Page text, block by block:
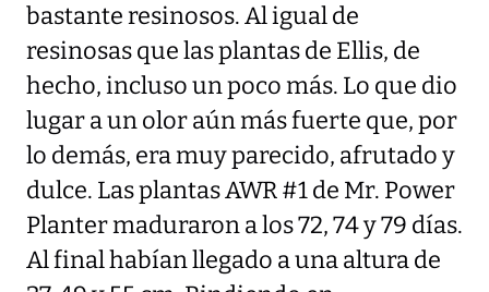
bastante resinosos. Al igual de
resinosas que las plantas de Ellis, de
hecho, incluso un poco más. Lo que dio
lugar a un olor aún más fuerte que, por
lo demás, era muy parecido, afrutado y
dulce. Las plantas AWR #1 de Mr. Power
Planter maduraron a los 72, 74 y 79 días.
Al final habían llegado a una altura de